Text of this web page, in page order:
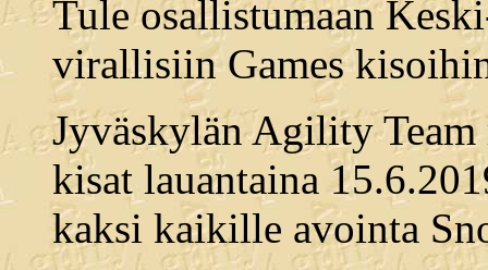
Tule osallistumaan
virallisiin Games
Jyväskylän Agility
kisat lauantaina
kaksi kaikille avointa